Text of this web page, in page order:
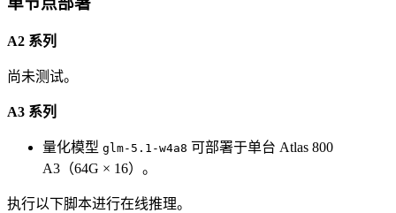
A2 系列
尚未测试。
A3 系列
量化模型 glm-5.1-w4a8 可部署于单台 Atlas 800
A3（64G × 16）。
执行以下脚本进行在线推理。